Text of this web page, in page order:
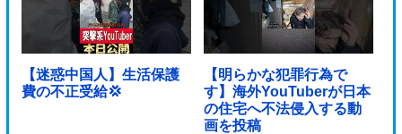
【迷惑中国人】生活保護
費の不正受給💢
【明らかな犯罪行為で
す】海外YouTuberが日本
の住宅へ不法侵入する動
画を投稿